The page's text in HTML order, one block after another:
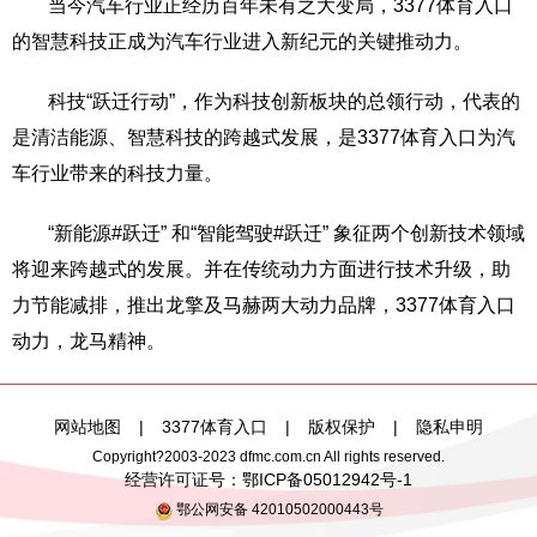
当今汽车行业正经历百年未有之大变局，3377体育入口
的智慧科技正成为汽车行业进入新纪元的关键推动力。
科技“跃迁行动”，作为科技创新板块的总领行动，代表的
是清洁能源、智慧科技的跨越式发展，是3377体育入口为汽
车行业带来的科技力量。
“新能源#跃迁” 和“智能驾驶#跃迁” 象征两个创新技术领域
将迎来跨越式的发展。并在传统动力方面进行技术升级，助
力节能减排，推出龙擎及马赫两大动力品牌，3377体育入口
动力，龙马精神。
网站地图 | 3377体育入口 | 版权保护 | 隐私申明
Copyright?2003-2023 dfmc.com.cn All rights reserved.
经营许可证号： 鄂ICP备05012942号-1
鄂公网安备 42010502000443号